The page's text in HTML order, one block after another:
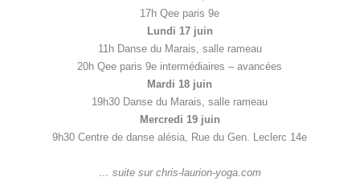
17h Qee paris 9e
Lundi 17 juin
11h Danse du Marais, salle rameau
20h Qee paris 9e intermédiaires – avancées
Mardi 18 juin
19h30 Danse du Marais, salle rameau
Mercredi 19 juin
9h30 Centre de danse alésia, Rue du Gen. Leclerc 14e
… suite sur chris-laurion-yoga.com